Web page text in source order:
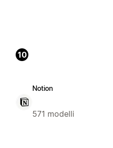
10
Notion
571 modelli